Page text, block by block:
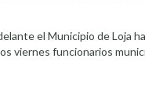
el Municipio de
viernes funcionarios